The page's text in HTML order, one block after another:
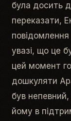
була досить
переказати,
увазі, що це
цей момент
дошкуляти
був непевний,
йому в